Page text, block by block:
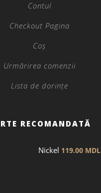
Contul
Checkout Pagina
Coș
Urmărirea comenzii
Lista de dorințe
RECOMANDATĂ
Nickel 119.00 MDL